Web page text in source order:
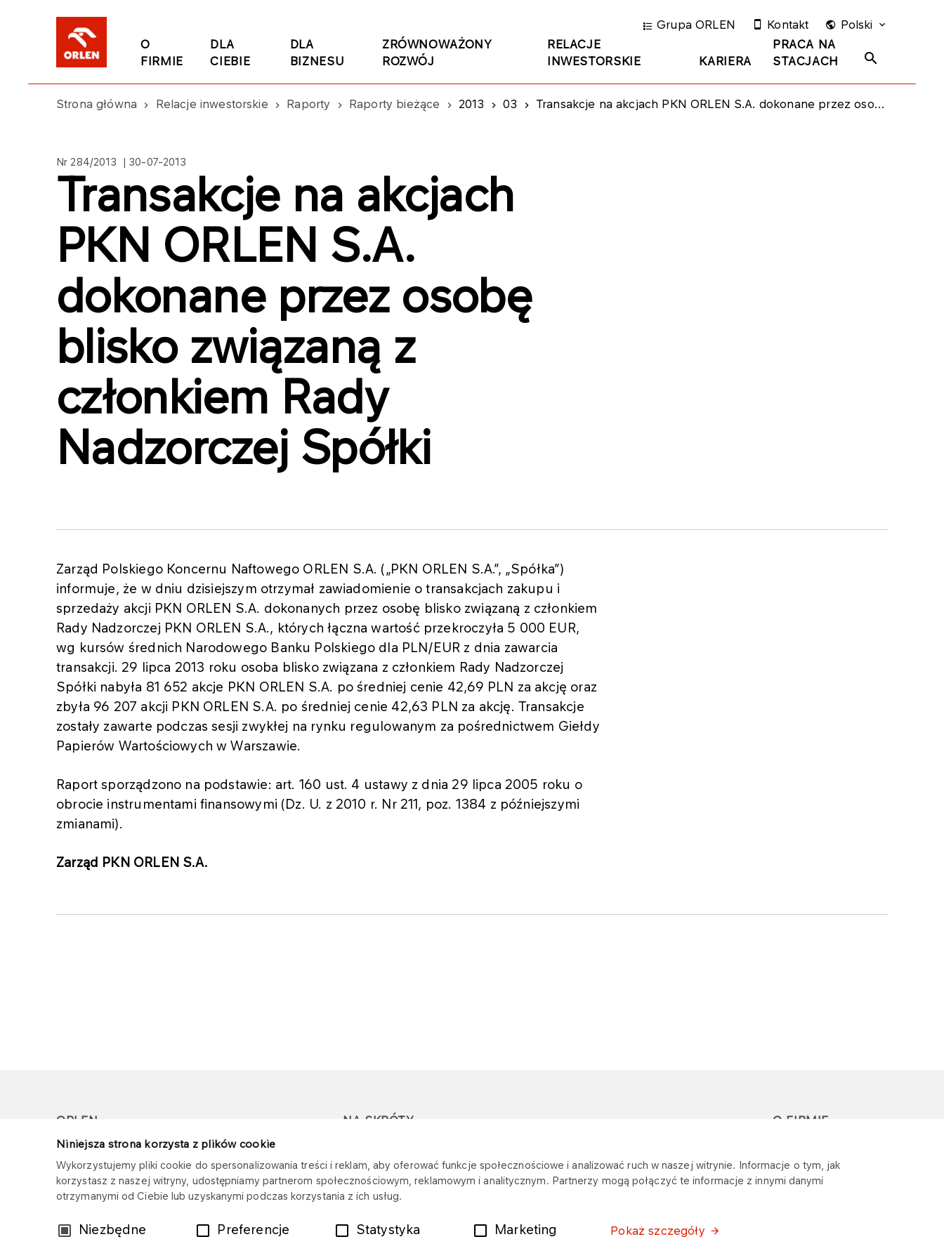
Niniejsza strona korzysta z plików cookie
Wykorzystujemy pliki cookie do spersonalizowania treści i reklam, aby oferować funkcje społecznościowe i analizować ruch w naszej witrynie. Informacje o tym, jak
korzystasz z naszej witryny, udostępniamy partnerom społecznościowym, reklamowym i analitycznym. Partnerzy mogą połączyć te informacje z innymi danymi
otrzymanymi od Ciebie lub uzyskanymi podczas korzystania z ich usług.
WybórNiezbędne Preferencje Statystyka Marketing Pokaż szczegóły
O
FIRMIE
DLA
CIEBIE
DLA
BIZNESU
ZRÓWNOWAŻONY
ROZWÓJ
RELACJE
INWESTORSKIE
KARIERA
PRACA NA
STACJACH
Grupa ORLEN Kontakt Polski
Strona główna Relacje inwestorskie Raporty Raporty bieżące 2013 03 Transakcje na akcjach PKN ORLEN S.A. dokonane przez osobę blisko związaną z członkiem Rady Nadzorczej Spółki
Nr 284/2013 | 30-07-2013
Transakcje na akcjach
PKN ORLEN S.A.
dokonane przez osobę
blisko związaną z
członkiem Rady
Nadzorczej Spółki
Zarząd Polskiego Koncernu Naftowego ORLEN S.A. („PKN ORLEN S.A.”, „Spółka”)
informuje, że w dniu dzisiejszym otrzymał zawiadomienie o transakcjach zakupu i
sprzedaży akcji PKN ORLEN S.A. dokonanych przez osobę blisko związaną z członkiem
Rady Nadzorczej PKN ORLEN S.A., których łączna wartość przekroczyła 5 000 EUR,
wg kursów średnich Narodowego Banku Polskiego dla PLN/EUR z dnia zawarcia
transakcji. 29 lipca 2013 roku osoba blisko związana z członkiem Rady Nadzorczej
Spółki nabyła 81 652 akcje PKN ORLEN S.A. po średniej cenie 42,69 PLN za akcję oraz
zbyła 96 207 akcji PKN ORLEN S.A. po średniej cenie 42,63 PLN za akcję. Transakcje
zostały zawarte podczas sesji zwykłej na rynku regulowanym za pośrednictwem Giełdy
Papierów Wartościowych w Warszawie.
Raport sporządzono na podstawie: art. 160 ust. 4 ustawy z dnia 29 lipca 2005 roku o
obrocie instrumentami finansowymi (Dz. U. z 2010 r. Nr 211, poz. 1384 z późniejszymi
zmianami).
Zarząd PKN ORLEN S.A.
ORLEN
Copyright © 1996-2026
Wszystkie prawa zastrzeżone
NA SKRÓTY
oszustwami
Mapa stacji
Dotacje
reklamację
O FIRMIE
Wymagania